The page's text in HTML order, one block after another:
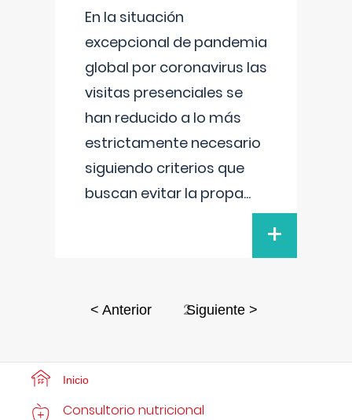
En la situación
excepcional de pandemia
global por coronavirus las
visitas presenciales se
han reducido a lo más
estrictamente necesario
siguiendo criterios que
buscan evitar la propa...
+
< Anterior 2Siguiente >
Inicio
Consultorio nutricional